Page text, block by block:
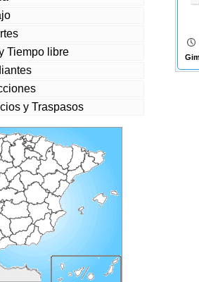
Tiempo libre
y Traspasos